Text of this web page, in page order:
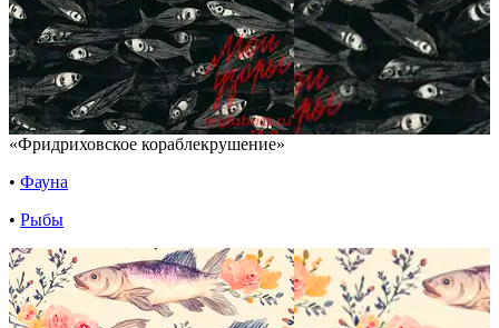
«Фридриховское кораблекрушение»
• Фауна
• Рыбы